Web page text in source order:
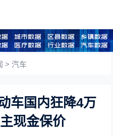
>汽车
车国内狂降4万
现金保价